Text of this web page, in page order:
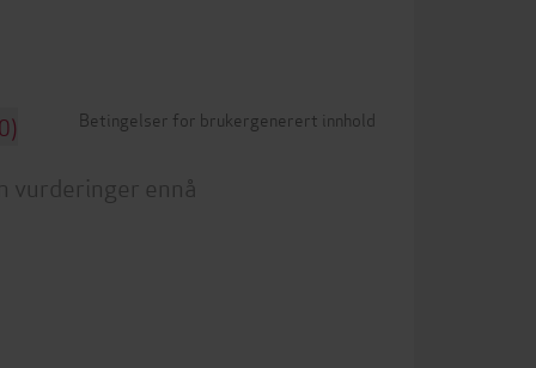
Betingelser for brukergenerert innhold
vurderinger ennå